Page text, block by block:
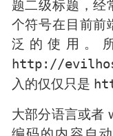
题二级标题，经
个符号在目前前
泛的使用。
http://
入的仅仅只是
大部分语言或者